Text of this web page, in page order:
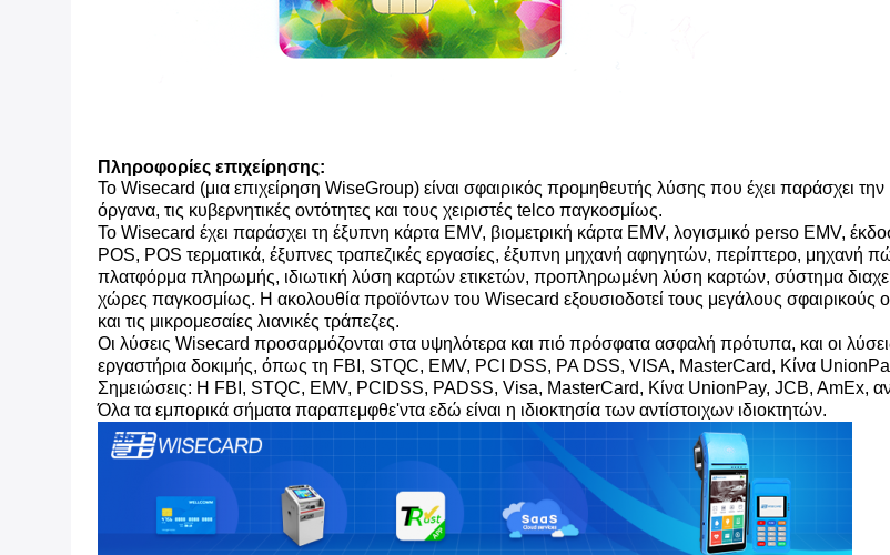
Πληροφορίες επιχείρησης:
Το Wisecard (μια επιχείρηση WiseGroup) είναι σφαιρικός προμηθευτής λύσης που έχει παράσχει
όργανα, τις κυβερνητικές οντότητες και τους χειριστές telco παγκοσμίως.
Το Wisecard έχει παράσχει τη έξυπνη κάρτα EMV, βιομετρική κάρτα EMV, λογισμικό perso EMV,
POS, POS τερματικά, έξυπνες τραπεζικές εργασίες, έξυπνη μηχανή αφηγητών, περίπτερο, μηχανή
πλατφόρμα πληρωμής, ιδιωτική λύση καρτών ετικετών, προπληρωμένη λύση καρτών, σύστημα
χώρες παγκοσμίως. Η ακολουθία προϊόντων του Wisecard εξουσιοδοτεί τους μεγάλους σφαιρικούς
και τις μικρομεσαίες λιανικές τράπεζες.
Οι λύσεις Wisecard προσαρμόζονται στα υψηλότερα και πιό πρόσφατα ασφαλή πρότυπα, και οι
εργαστήρια δοκιμής, όπως τη FBI, STQC, EMV, PCI DSS, PA DSS, VISA, MasterCard, Κίνα
Σημειώσεις: Η FBI, STQC, EMV, PCIDSS, PADSS, Visa, MasterCard, Κίνα UnionPay, JCB, AmEx,
Όλα τα εμπορικά σήματα παραπεμφθε'ντα εδώ είναι η ιδιοκτησία των αντίστοιχων ιδιοκτητών.